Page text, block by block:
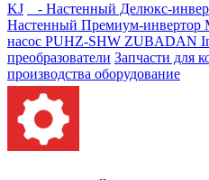
KJ
- Настенный Делюкс-
Настенный Премиум-
насос PUHZ-SHW ZUBADAN
преобразователи Запчасти для
производства оборудование